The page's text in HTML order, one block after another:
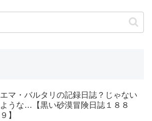
エマ・バルタリの記録日誌？じゃない
ような…【黒い砂漠冒険日誌１８８
９】